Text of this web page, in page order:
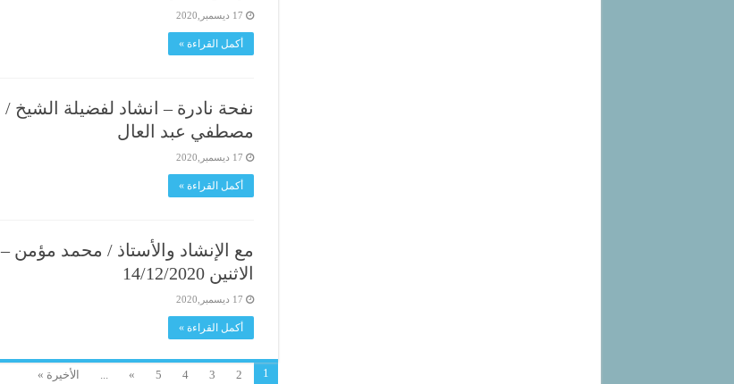
17 ديسمبر,2020
أكمل القراءة »
نفحة نادرة – انشاد لفضيلة الشيخ /
مصطفي عبد العال
17 ديسمبر,2020
أكمل القراءة »
مع الإنشاد والأستاذ / محمد مؤمن –
الاثنين 14/12/2020
17 ديسمبر,2020
أكمل القراءة »
1
2
3
4
5
» الأخيرة »